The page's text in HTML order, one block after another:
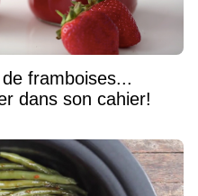
framboises...
dans son cahier!